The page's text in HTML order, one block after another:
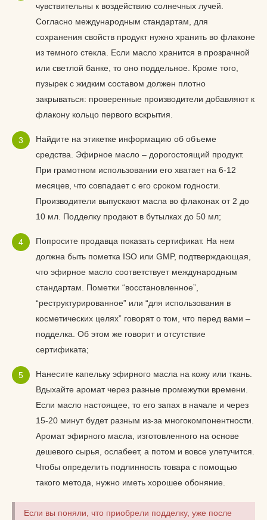
чувствительны к воздействию солнечных лучей.
Согласно международным стандартам, для
сохранения свойств продукт нужно хранить во флаконе
из темного стекла. Если масло хранится в прозрачной
или светлой банке, то оно поддельное. Кроме того,
пузырек с жидким составом должен плотно
закрываться: проверенные производители добавляют к
флакону кольцо первого вскрытия.
Найдите на этикетке информацию об объеме
средства. Эфирное масло – дорогостоящий продукт.
При грамотном использовании его хватает на 6-12
месяцев, что совпадает с его сроком годности.
Производители выпускают масла во флаконах от 2 до
10 мл. Подделку продают в бутылках до 50 мл;
Попросите продавца показать сертификат. На нем
должна быть пометка ISO или GMP, подтверждающая,
что эфирное масло соответствует международным
стандартам. Пометки “восстановленное”,
“реструктурированное” или “для использования в
косметических целях” говорят о том, что перед вами –
подделка. Об этом же говорит и отсутствие
сертификата;
Нанесите капельку эфирного масла на кожу или ткань.
Вдыхайте аромат через разные промежутки времени.
Если масло настоящее, то его запах в начале и через
15-20 минут будет разным из-за многокомпонентности.
Аромат эфирного масла, изготовленного на основе
дешевого сырья, ослабеет, а потом и вовсе улетучится.
Чтобы определить подлинность товара с помощью
такого метода, нужно иметь хорошее обоняние.
Если вы поняли, что приобрели подделку, уже после